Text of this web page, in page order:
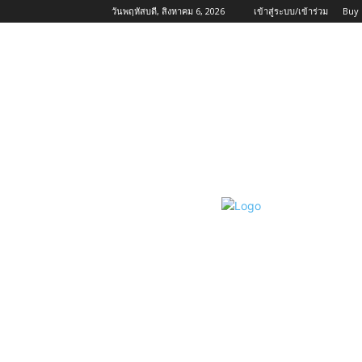
วันพฤหัสบดี, สิงหาคม 6, 2026 เข้าสู่ระบบ/เข้าร่วม Buy